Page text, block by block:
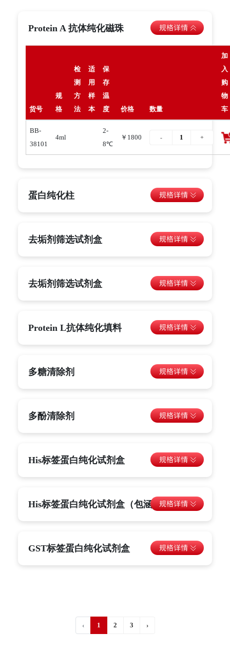
Protein A 抗体纯化磁珠
货号
规
格
检
测
方
法
适
用
样
本
保
存
温
度
价格 数量
加
入
购
物
车
BB-
38101
4ml
2-
8℃
￥1800
蛋白纯化柱
去垢剂筛选试剂盒
去垢剂筛选试剂盒
Protein L抗体纯化填料
多糖清除剂
多酚清除剂
His标签蛋白纯化试剂盒
His标签蛋白纯化试剂盒（包涵体）
GST标签蛋白纯化试剂盒
‹ 1 2 3 ›